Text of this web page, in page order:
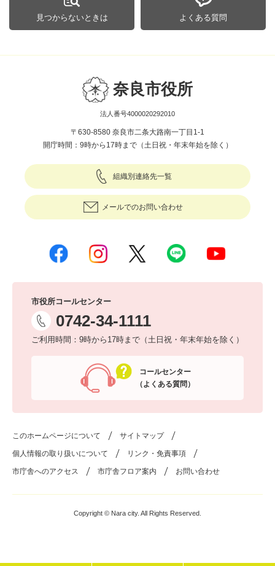
見つからないときは よくある質問
奈良市役所
法人番号4000020292010
〒630-8580 奈良市二条大路南一丁目1-1
開庁時間：9時から17時まで（土日祝・年末年始を除く）
組織別連絡先一覧
メールでのお問い合わせ
市役所コールセンター
0742-34-1111
ご利用時間：9時から17時まで（土日祝・年末年始を除く）
コールセンター
（よくある質問）
このホームページについて サイトマップ
個人情報の取り扱いについて リンク・免責事項
市庁舎へのアクセス 市庁舎フロア案内 お問い合わせ
Copyright © Nara city. All Rights Reserved.